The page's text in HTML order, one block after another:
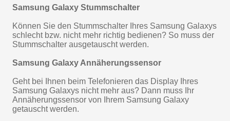
Samsung Galaxy Stummschalter
Können Sie den Stummschalter Ihres Samsung Galaxys
schlecht bzw. nicht mehr richtig bedienen? So muss der
Stummschalter ausgetauscht werden.
Samsung Galaxy Annäherungssensor
Geht bei Ihnen beim Telefonieren das Display Ihres
Samsung Galaxys nicht mehr aus? Dann muss Ihr
Annäherungssensor von Ihrem Samsung Galaxy
getauscht werden.